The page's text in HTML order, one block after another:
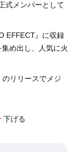
式メンバーとして
EFFECT』に収録
め出し、人気に火
リリースでメジ
下げる